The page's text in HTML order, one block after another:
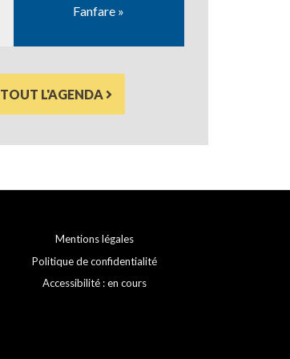
Fanfare »
TOUT L'AGENDA
Mentions légales
Politique de confidentialité
Accessibilité : en cours